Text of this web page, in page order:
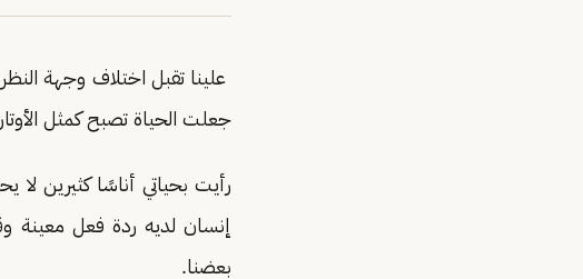
علينا تقبل اختلاف وجهة
جعلت الحياة تصبح كمثل
رأيت بحياتي أناسًا كثيرين
إنسان لديه ردة فعل معينة
بعضنا.